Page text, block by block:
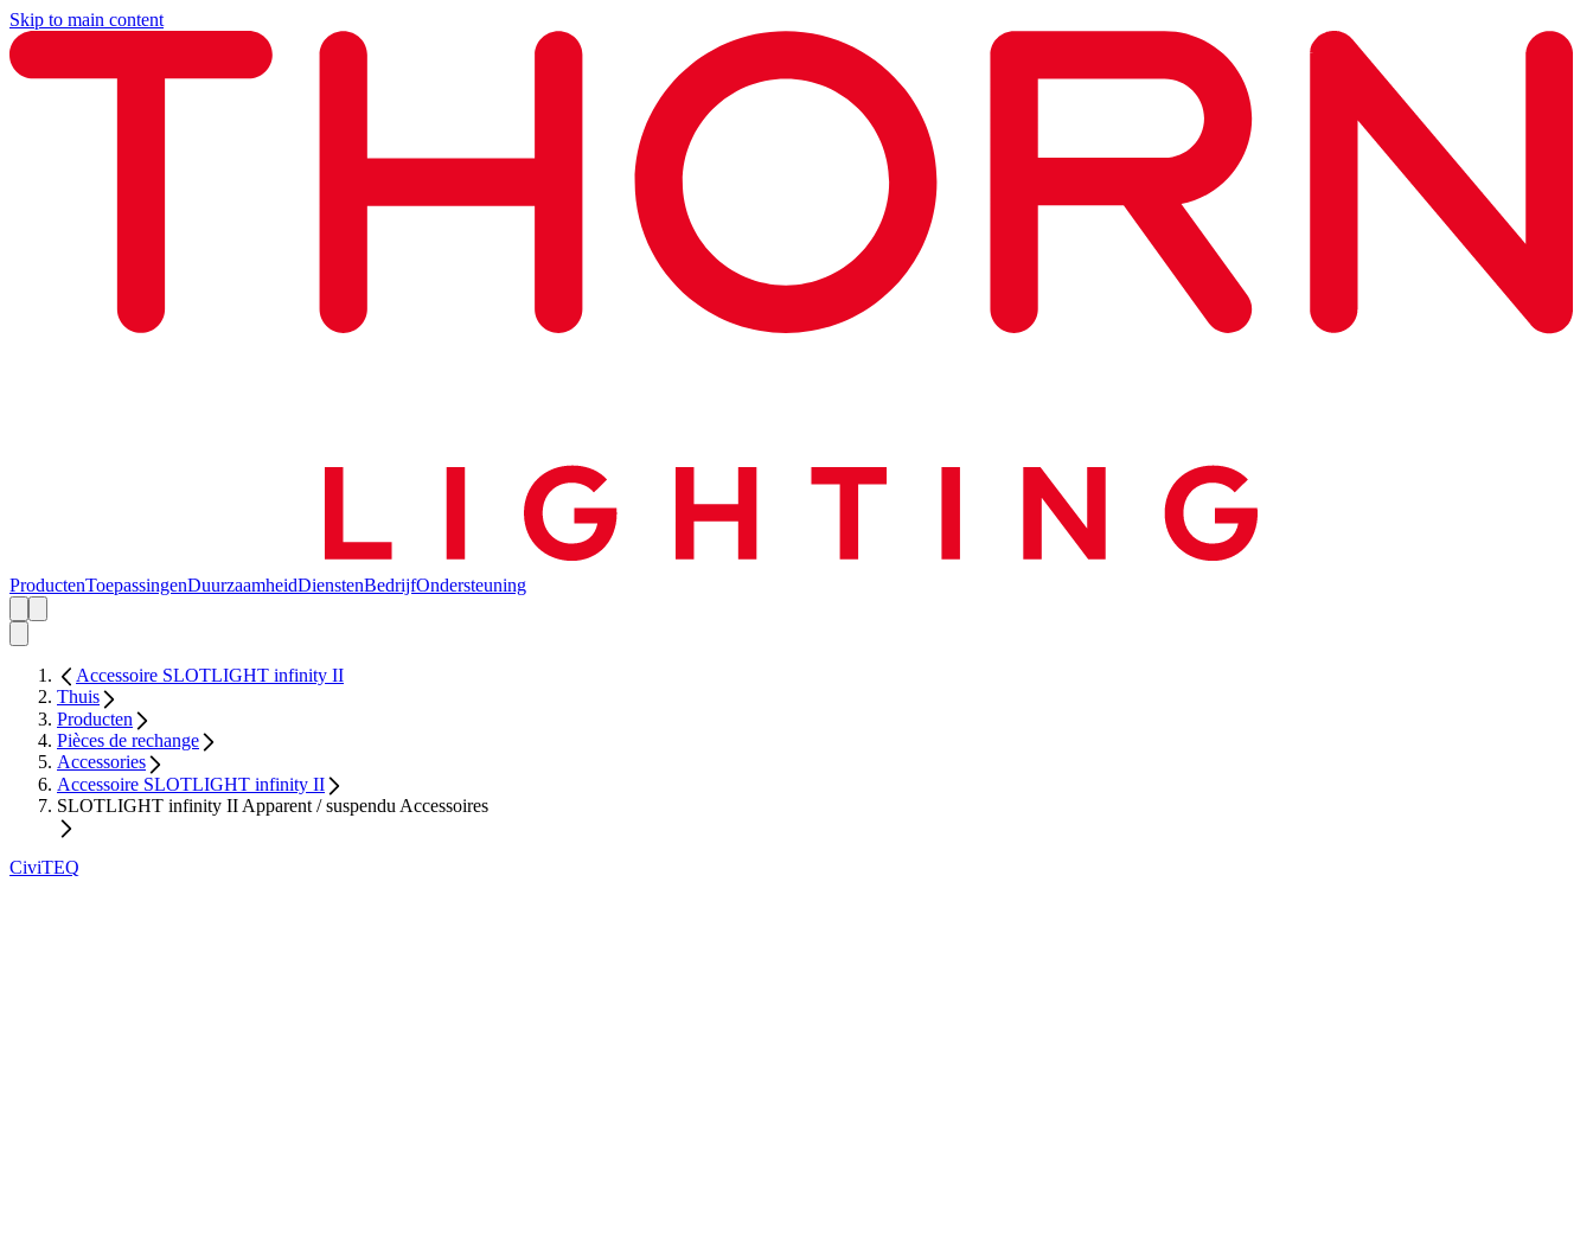
Skip to main content
ProductenToepassingenDuurzaamheidDienstenBedrijfOndersteuning
Accessoire SLOTLIGHT infinity II
Thuis
Producten
Pièces de rechange
Accessories
Accessoire SLOTLIGHT infinity II
SLOTLIGHT infinity II Apparent / suspendu Accessoires
CiviTEQ